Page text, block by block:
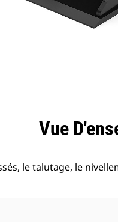
Vue
le talutage, le